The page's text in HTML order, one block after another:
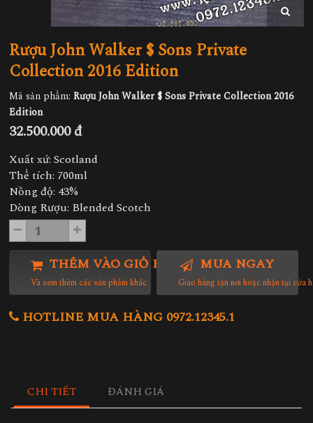
Rượu John Walker $ Sons Private
Collection 2016 Edition
Mã sản phẩm: Rượu John Walker $ Sons Private Collection 2016
Edition
32.500.000 đ
Xuất xứ: Scotland
Thể tích: 700ml
Nồng độ: 43%
Dòng Rượu: Blended Scotch
THÊM VÀO GIỎ HÀNG
Và xem thêm các sản phẩm khác
MUA NGAY
Giao hàng tận nơi hoặc nhận tại cửa
HOTLINE MUA HÀNG 0972.12345.1
CHI TIẾT ĐÁNH GIÁ